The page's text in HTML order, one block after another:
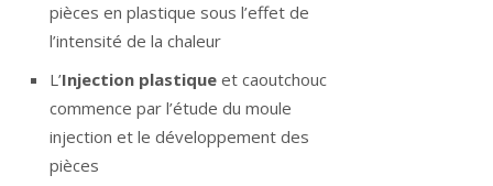
pièces en plastique sous l’effet de
l’intensité de la chaleur
L’Injection plastique et caoutchouc
commence par l’étude du moule
injection et le développement des
pièces